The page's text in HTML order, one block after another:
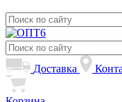
Доставка